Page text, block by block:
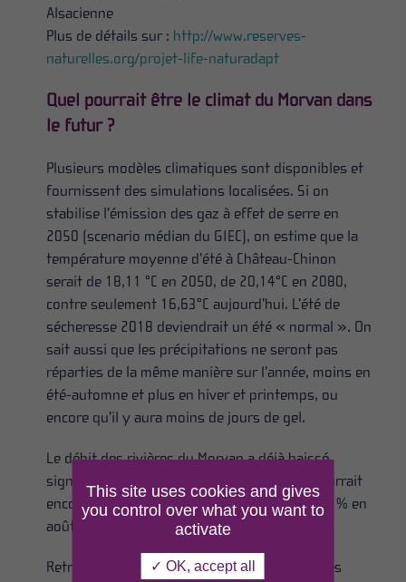
Alsacienne
Plus de détails sur : http://www.reserves-
naturelles.org/projet-life-naturadapt
Quel pourrait être le climat du Morvan dans
le futur ?
Plusieurs modèles climatiques sont disponibles et
fournissent des simulations localisées. Si on
stabilise l’émission des gaz à effet de serre en
2050 (scenario médian du GIEC), on estime que la
température moyenne d’été à Château-Chinon
serait de 18,11 °C en 2050, de 20,14°C en 2080,
contre seulement 16,63°C aujourd’hui. L’été de
sécheresse 2018 deviendrait un été « normal ». On
sait aussi que les précipitations ne seront pas
réparties de la même manière sur l’année, moins en
été-automne et plus en hiver et printemps, ou
encore qu’il y aura moins de jours de gel.
Le débit des rivières du Morvan a déjà baissé
significativement depuis les années 90, il pourrait
encore baisser de -8 % à -30 % et jusqu’à -69 % en
août d’ici 2050 (source Explore 70)
Retrouvez le détail des projections climatiques
This site uses cookies and gives
you control over what you want to
activate
✓ OK, accept all